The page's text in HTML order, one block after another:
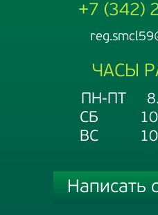
+7 (342)
ЧАСЫ
ПН-ПТ
СБ
ВС
Написать